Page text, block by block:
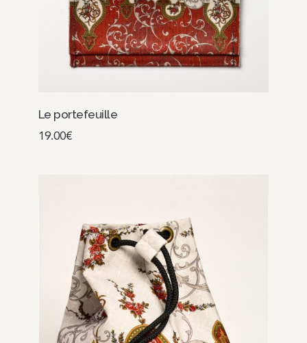
Le portefeuille
19.00€